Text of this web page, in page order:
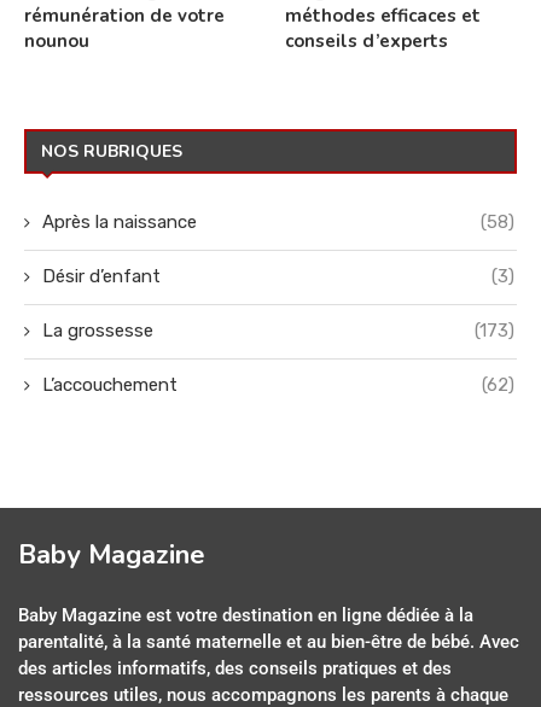
rémunération de votre
nounou
méthodes efficaces et
conseils d’experts
NOS RUBRIQUES
Après la naissance (58)
Désir d’enfant (3)
La grossesse (173)
L’accouchement (62)
Baby Magazine
Baby Magazine est votre destination en ligne dédiée à la
parentalité, à la santé maternelle et au bien-être de bébé. Avec
des articles informatifs, des conseils pratiques et des
ressources utiles, nous accompagnons les parents à chaque